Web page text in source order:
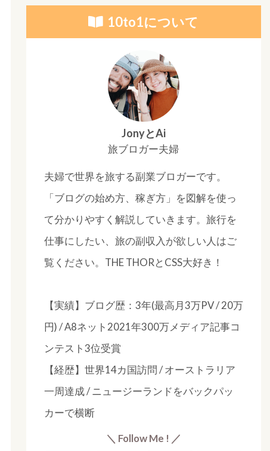
10to1について
JonyとAi
旅ブロガー夫婦
夫婦で世界を旅する副業ブロガーです。
「ブログの始め方、稼ぎ方」を図解を使っ
て分かりやすく解説していきます。旅行を
仕事にしたい、旅の副収入が欲しい人はご
覧ください。THE THORとCSS大好き！
【実績】ブログ歴：3年(最高月3万PV / 20万
円) / A8ネット2021年300万メディア記事コ
ンテスト3位受賞
【経歴】世界14カ国訪問 / オーストラリア
一周達成 / ニュージーランドをバックパッ
カーで横断
＼ Follow Me ! ／